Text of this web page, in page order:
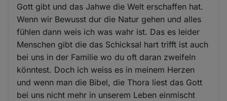
Gott gibt und das Jahwe die Welt erschaffen hat.
Wenn wir Bewusst dur die Natur gehen und alles
fühlen dann weis ich was wahr ist. Das es leider
Menschen gibt die das Schicksal hart trifft ist auch
bei uns in der Familie wo du oft daran zweifeln
könntest. Doch ich weiss es in meinem Herzen
und wenn man die Bibel, die Thora liest das Gott
bei uns nicht mehr in unserem Leben einmischt